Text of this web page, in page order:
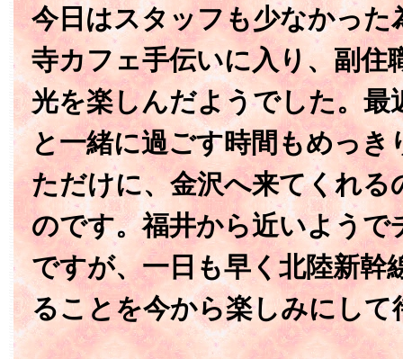
今日はスタッフも少なかった
寺カフェ手伝いに入り、副住
光を楽しんだようでした。最
と一緒に過ごす時間もめっき
ただけに、金沢へ来てくれる
のです。福井から近いようで
ですが、一日も早く北陸新幹
ることを今から楽しみにして